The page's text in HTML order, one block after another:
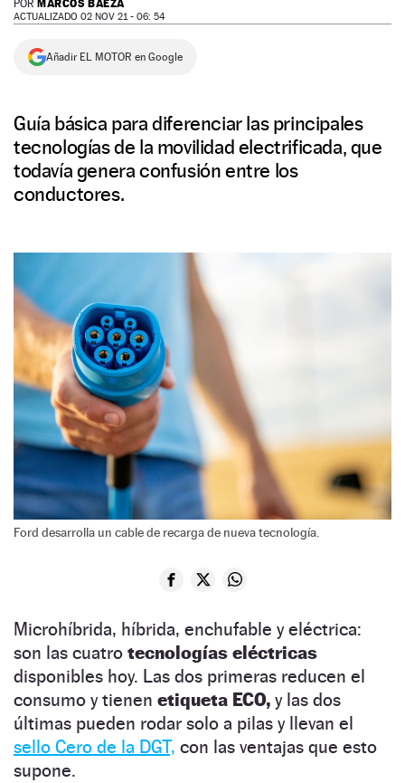
NEWSLETTER
POR MARCOS BAEZA
ACTUALIZADO 02 NOV 21 - 06: 54
Añadir EL MOTOR en Google
Guía básica para diferenciar las principales
tecnologías de la movilidad electrificada, que
todavía genera confusión entre los
conductores.
Ford desarrolla un cable de recarga de nueva tecnología.
Microhíbrida, híbrida, enchufable y eléctrica:
son las cuatro tecnologías eléctricas
disponibles hoy. Las dos primeras reducen el
consumo y tienen etiqueta ECO, y las dos
últimas pueden rodar solo a pilas y llevan el
sello Cero de la DGT, con las ventajas que esto
supone.